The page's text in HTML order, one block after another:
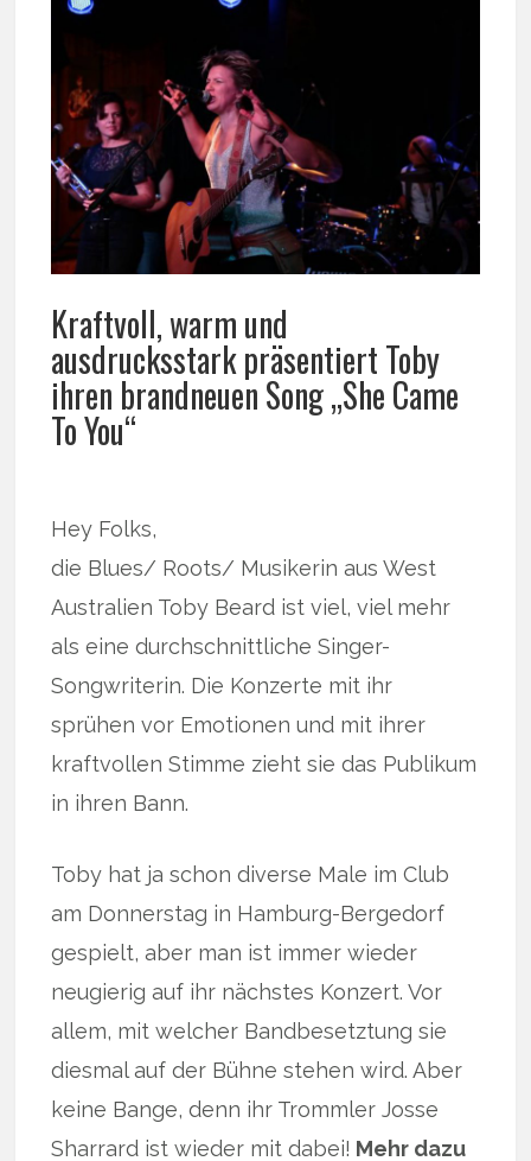
Kraftvoll, warm und
ausdrucksstark präsentiert Toby
ihren brandneuen Song „She Came
To You“
Hey Folks,
die Blues/ Roots/ Musikerin aus West
Australien Toby Beard ist viel, viel mehr
als eine durchschnittliche Singer-
Songwriterin. Die Konzerte mit ihr
sprühen vor Emotionen und mit ihrer
kraftvollen Stimme zieht sie das Publikum
in ihren Bann.
Toby hat ja schon diverse Male im Club
am Donnerstag in Hamburg-Bergedorf
gespielt, aber man ist immer wieder
neugierig auf ihr nächstes Konzert. Vor
allem, mit welcher Bandbesetztung sie
diesmal auf der Bühne stehen wird. Aber
keine Bange, denn ihr Trommler Josse
Sharrard ist wieder mit dabei! Mehr dazu